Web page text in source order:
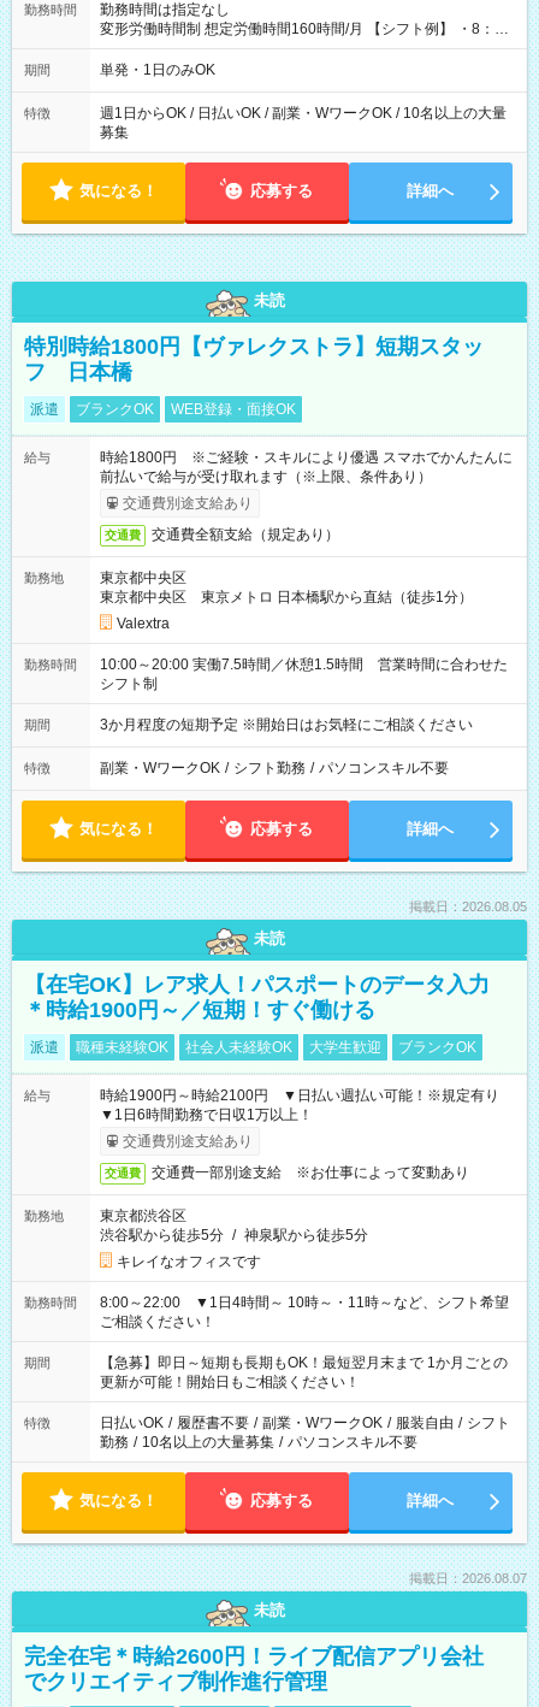
勤務時間
勤務時間は指定なし
変形労働時間制 想定労働時間160時間/月 【シフト例】 ・8：00
～21：00
期間 単発・1日のみOK
特徴
週1日からOK / 日払いOK / 副業・WワークOK / 10名以上の大量
募集
気になる！ 応募する 詳細へ
未読
特別時給1800円【ヴァレクストラ】短期スタッ
フ 日本橋
派遣 ブランクOK WEB登録・面接OK
給与
時給1800円 ※ご経験・スキルにより優遇 スマホでかんたんに
前払いで給与が受け取れます（※上限、条件あり）
交通費別途支給あり
交通費 交通費全額支給（規定あり）
勤務地
東京都中央区
東京都中央区 東京メトロ 日本橋駅から直結（徒歩1分）
Valextra
勤務時間
10:00～20:00 実働7.5時間／休憩1.5時間 営業時間に合わせた
シフト制
期間 3か月程度の短期予定 ※開始日はお気軽にご相談ください
特徴 副業・WワークOK / シフト勤務 / パソコンスキル不要
気になる！ 応募する 詳細へ
掲載日：2026.08.05
未読
【在宅OK】レア求人！パスポートのデータ入力
＊時給1900円～／短期！すぐ働ける
派遣 職種未経験OK 社会人未経験OK 大学生歓迎 ブランクOK
給与
時給1900円～時給2100円 ▼日払い週払い可能！※規定有り
▼1日6時間勤務で日収1万以上！
交通費別途支給あり
交通費 交通費一部別途支給 ※お仕事によって変動あり
勤務地
東京都渋谷区
渋谷駅から徒歩5分 / 神泉駅から徒歩5分
キレイなオフィスです
勤務時間
8:00～22:00 ▼1日4時間～ 10時～・11時～など、シフト希望
ご相談ください！
期間
【急募】即日～短期も長期もOK！最短翌月末まで 1か月ごとの
更新が可能！開始日もご相談ください！
特徴 日払いOK / 履歴書不要 / 副業・WワークOK / 服装自由 / シフト
勤務 / 10名以上の大量募集 / パソコンスキル不要
気になる！ 応募する 詳細へ
掲載日：2026.08.07
未読
完全在宅＊時給2600円！ライブ配信アプリ会社
でクリエイティブ制作進行管理